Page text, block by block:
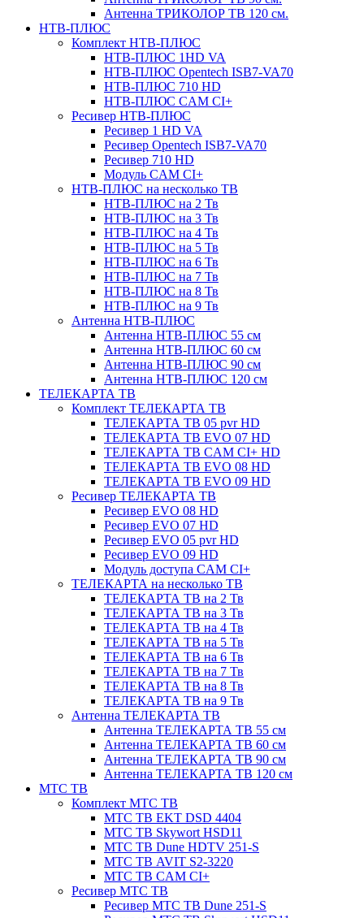
Антенна ТРИКОЛОР ТВ 120 см.
НТВ-ПЛЮС
Комплект НТВ-ПЛЮС
НТВ-ПЛЮС 1HD VA
НТВ-ПЛЮС Opentech ISB7-VA70
НТВ-ПЛЮС 710 HD
НТВ-ПЛЮС CAM CI+
Ресивер НТВ-ПЛЮС
Ресивер 1 HD VA
Ресивер Opentech ISB7-VA70
Ресивер 710 HD
Модуль CAM CI+
НТВ-ПЛЮС на несколько ТВ
НТВ-ПЛЮС на 2 Тв
НТВ-ПЛЮС на 3 Тв
НТВ-ПЛЮС на 4 Тв
НТВ-ПЛЮС на 5 Тв
НТВ-ПЛЮС на 6 Тв
НТВ-ПЛЮС на 7 Тв
НТВ-ПЛЮС на 8 Тв
НТВ-ПЛЮС на 9 Тв
Антенна НТВ-ПЛЮС
Антенна НТВ-ПЛЮС 55 см
Антенна НТВ-ПЛЮС 60 см
Антенна НТВ-ПЛЮС 90 см
Антенна НТВ-ПЛЮС 120 см
ТЕЛЕКАРТА ТВ
Комплект ТЕЛЕКАРТА ТВ
ТЕЛЕКАРТА ТВ 05 pvr HD
ТЕЛЕКАРТА ТВ EVO 07 HD
ТЕЛЕКАРТА ТВ CAM CI+ HD
ТЕЛЕКАРТА ТВ EVO 08 HD
ТЕЛЕКАРТА ТВ EVO 09 HD
Ресивер ТЕЛЕКАРТА ТВ
Ресивер EVO 08 HD
Ресивер EVO 07 HD
Ресивер EVO 05 pvr HD
Ресивер EVO 09 HD
Модуль доступа CAM CI+
ТЕЛЕКАРТА на несколько ТВ
ТЕЛЕКАРТА ТВ на 2 Тв
ТЕЛЕКАРТА ТВ на 3 Тв
ТЕЛЕКАРТА ТВ на 4 Тв
ТЕЛЕКАРТА ТВ на 5 Тв
ТЕЛЕКАРТА ТВ на 6 Тв
ТЕЛЕКАРТА ТВ на 7 Тв
ТЕЛЕКАРТА ТВ на 8 Тв
ТЕЛЕКАРТА ТВ на 9 Тв
Антенна ТЕЛЕКАРТА ТВ
Антенна ТЕЛЕКАРТА ТВ 55 см
Антенна ТЕЛЕКАРТА ТВ 60 см
Антенна ТЕЛЕКАРТА ТВ 90 см
Антенна ТЕЛЕКАРТА ТВ 120 см
МТС ТВ
Комплект МТС ТВ
МТС ТВ EKT DSD 4404
МТС ТВ Skywort HSD11
МТС ТВ Dune HDTV 251-S
МТС ТВ AVIT S2-3220
МТС ТВ CAM CI+
Ресивер МТС ТВ
Ресивер МТС ТВ Dune 251-S